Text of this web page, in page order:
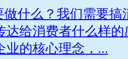
做什么？我们需要
达给消费者什么样
业的核心理念，...